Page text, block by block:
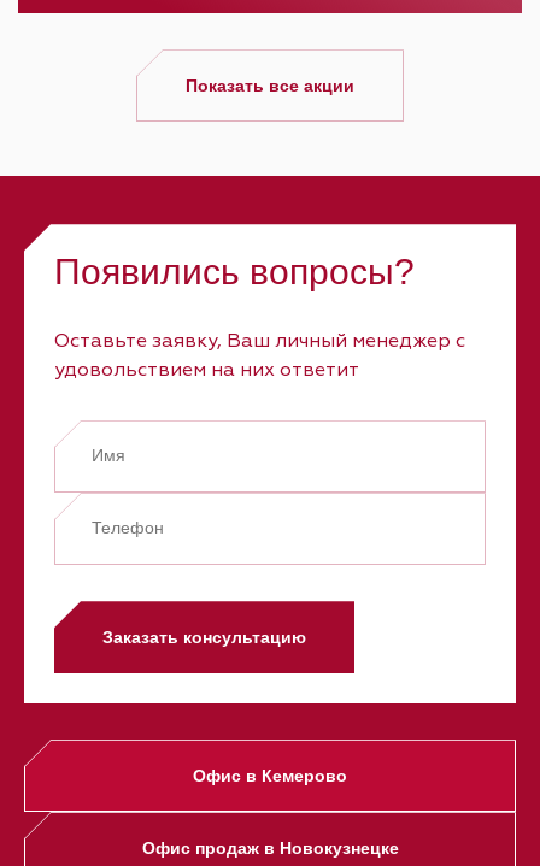
Показать все акции
Появились вопросы?
Оставьте заявку, Ваш личный менеджер с
удовольствием на них ответит
Заказать консультацию
Офис в Кемерово
Офис продаж в Новокузнецке